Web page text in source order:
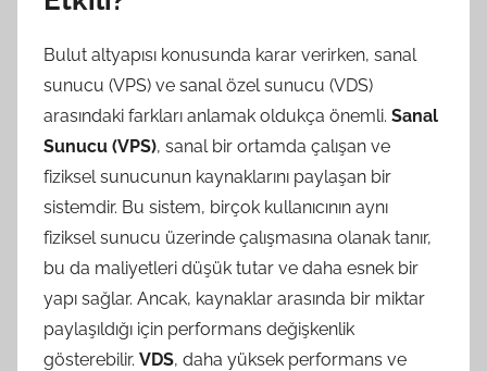
Bulut altyapısı konusunda karar verirken, sanal
sunucu (VPS) ve sanal özel sunucu (VDS)
arasındaki farkları anlamak oldukça önemli. Sanal
Sunucu (VPS), sanal bir ortamda çalışan ve
fiziksel sunucunun kaynaklarını paylaşan bir
sistemdir. Bu sistem, birçok kullanıcının aynı
fiziksel sunucu üzerinde çalışmasına olanak tanır,
bu da maliyetleri düşük tutar ve daha esnek bir
yapı sağlar. Ancak, kaynaklar arasında bir miktar
paylaşıldığı için performans değişkenlik
gösterebilir. VDS, daha yüksek performans ve